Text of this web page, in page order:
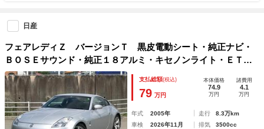
日産
フェアレディＺ バージョンＴ 黒皮電動シート・純正ナビ・
ＢＯＳＥサウンド・純正１８アルミ・キセノンライト・ＥＴ
Ｃ・フルノーマル・中期型
支払総額(税込)
79 万円
本体価格
74.9
万円
諸費用
4.1
万円
年式 2005年 走行
8.3万km
車検
2026年11月 排気
3500cc